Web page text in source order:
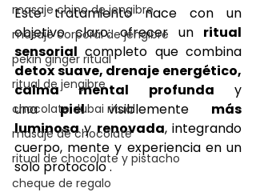
masaje chino de jengibre
masaje corporal de jengibre
pekin ginger ritual
ritual de jengibre
chocolate dubai ritual
masaje de chocolate
ritual de chocolate y pistacho
cheque de regalo
Este tratamiento nace con un
objetivo claro: ofrecer un ritual
sensorial
detox suave, drenaje energético,
calma mental profunda y
una piel visiblemente más
luminosa y renovada, integrando
cuerpo, mente y experiencia en un
solo protocolo .